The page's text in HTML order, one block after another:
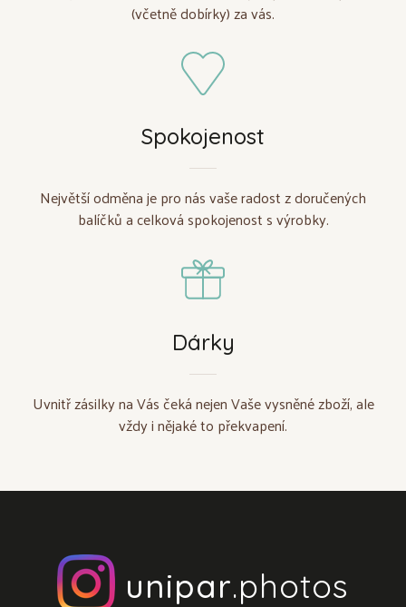
(včetně dobírky) za vás.
Spokojenost
Největší odměna je pro nás vaše radost z doručených
balíčků a celková spokojenost s výrobky.
Dárky
Uvnitř zásilky na Vás čeká nejen Vaše vysněné zboží, ale
vždy i nějaké to překvapení.
unipar.photos